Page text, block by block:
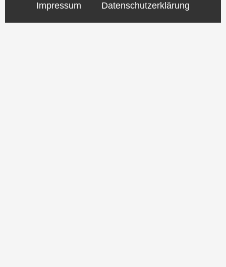
Impressum Datenschutzerklärung